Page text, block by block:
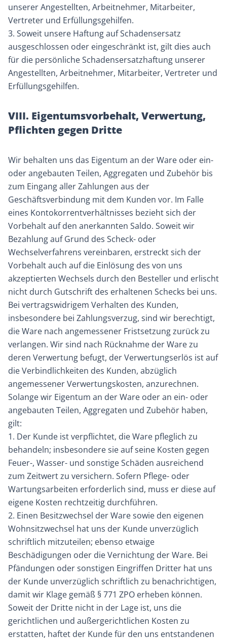
unserer Angestellten, Arbeitnehmer, Mitarbeiter,
Vertreter und Erfüllungsgehilfen.
3. Soweit unsere Haftung auf Schadensersatz
ausgeschlossen oder eingeschränkt ist, gilt dies auch
für die persönliche Schadensersatzhaftung unserer
Angestellten, Arbeitnehmer, Mitarbeiter, Vertreter und
Erfüllungsgehilfen.
VIII. Eigentumsvorbehalt, Verwertung,
Pflichten gegen Dritte
Wir behalten uns das Eigentum an der Ware oder ein-
oder angebauten Teilen, Aggregaten und Zubehör bis
zum Eingang aller Zahlungen aus der
Geschäftsverbindung mit dem Kunden vor. Im Falle
eines Kontokorrentverhältnisses bezieht sich der
Vorbehalt auf den anerkannten Saldo. Soweit wir
Bezahlung auf Grund des Scheck- oder
Wechselverfahrens vereinbaren, erstreckt sich der
Vorbehalt auch auf die Einlösung des von uns
akzeptierten Wechsels durch den Besteller und erlischt
nicht durch Gutschrift des erhaltenen Schecks bei uns.
Bei vertragswidrigem Verhalten des Kunden,
insbesondere bei Zahlungsverzug, sind wir berechtigt,
die Ware nach angemessener Fristsetzung zurück zu
verlangen. Wir sind nach Rücknahme der Ware zu
deren Verwertung befugt, der Verwertungserlös ist auf
die Verbindlichkeiten des Kunden, abzüglich
angemessener Verwertungskosten, anzurechnen.
Solange wir Eigentum an der Ware oder an ein- oder
angebauten Teilen, Aggregaten und Zubehör haben,
gilt:
1. Der Kunde ist verpflichtet, die Ware pfleglich zu
behandeln; insbesondere sie auf seine Kosten gegen
Feuer-, Wasser- und sonstige Schäden ausreichend
zum Zeitwert zu versichern. Sofern Pflege- oder
Wartungsarbeiten erforderlich sind, muss er diese auf
eigene Kosten rechtzeitig durchführen.
2. Einen Besitzwechsel der Ware sowie den eigenen
Wohnsitzwechsel hat uns der Kunde unverzüglich
schriftlich mitzuteilen; ebenso etwaige
Beschädigungen oder die Vernichtung der Ware. Bei
Pfändungen oder sonstigen Eingriffen Dritter hat uns
der Kunde unverzüglich schriftlich zu benachrichtigen,
damit wir Klage gemäß § 771 ZPO erheben können.
Soweit der Dritte nicht in der Lage ist, uns die
gerichtlichen und außergerichtlichen Kosten zu
erstatten, haftet der Kunde für den uns entstandenen